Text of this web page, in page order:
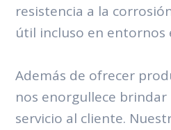
resistencia a la
útil incluso en entornos
Además de ofrecer
nos enorgullece
servicio al cliente.